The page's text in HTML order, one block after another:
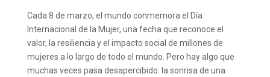
Cada 8 de marzo, el mundo conmemora el Día
Internacional de la Mujer, una fecha que reconoce el
valor, la resiliencia y el impacto social de millones de
mujeres a lo largo de todo el mundo. Pero hay algo que
muchas veces pasa desapercibido: la sonrisa de una